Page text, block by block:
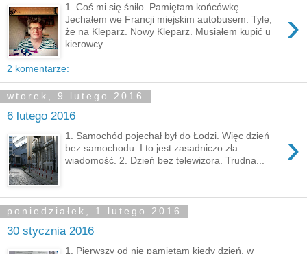
›
1. Coś mi się śniło. Pamiętam końcówkę.
Jechałem we Francji miejskim autobusem. Tyle,
że na Kleparz. Nowy Kleparz. Musiałem kupić u
kierowcy...
2 komentarze:
wtorek, 9 lutego 2016
6 lutego 2016
›
1. Samochód pojechał był do Łodzi. Więc dzień
bez samochodu. I to jest zasadniczo zła
wiadomość. 2. Dzień bez telewizora. Trudna...
poniedziałek, 1 lutego 2016
30 stycznia 2016
1. Pierwszy od nie pamiętam kiedy dzień, w